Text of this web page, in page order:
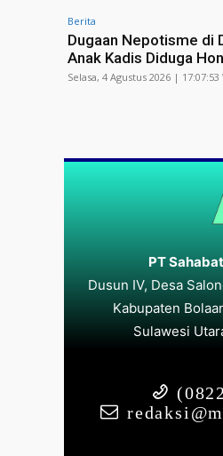
Berita
Dugaan Nepotisme di
Anak Kadis Diduga
Selasa, 4 Agustus 2026 | 17:07:53
PT
Dusun IV, Desa
Kabupaten
Sulawesi